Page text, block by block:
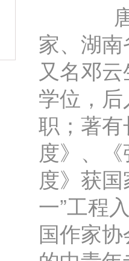
家、湖
又名邓
学位，
职；著
度》、
度》获
一”工程
国作家